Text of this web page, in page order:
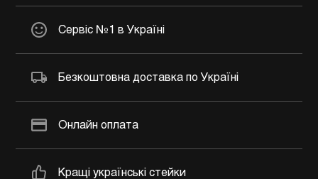
Сервіс №1 в Україні
Безкоштовна доставка по Україні
Онлайн оплата
Кращі українські стейки